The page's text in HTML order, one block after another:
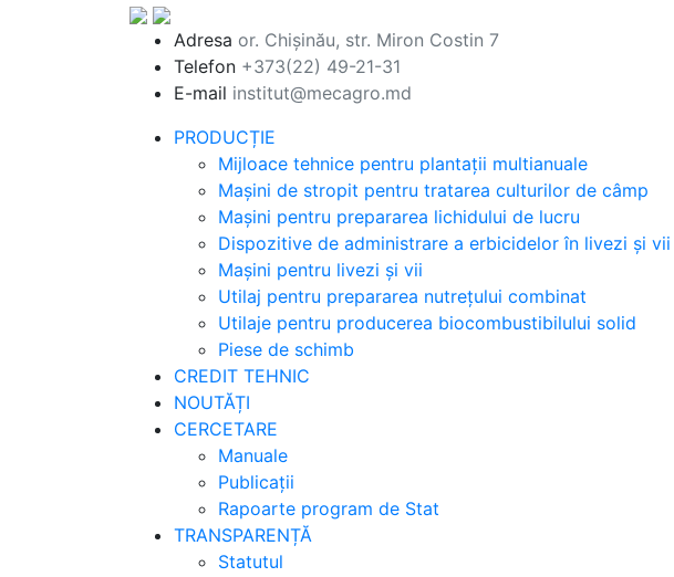
Adresa or. Chișinău, str. Miron Costin 7
Telefon +373(22) 49-21-31
E-mail institut@mecagro.md
PRODUCȚIE
Mijloace tehnice pentru plantații multianuale
Mașini de stropit pentru tratarea culturilor de câmp
Mașini pentru prepararea lichidului de lucru
Dispozitive de administrare a erbicidelor în livezi și vii
Mașini pentru livezi și vii
Utilaj pentru prepararea nutrețului combinat
Utilaje pentru producerea biocombustibilului solid
Piese de schimb
CREDIT TEHNIC
NOUTĂȚI
CERCETARE
Manuale
Publicații
Rapoarte program de Stat
TRANSPARENȚĂ
Statutul